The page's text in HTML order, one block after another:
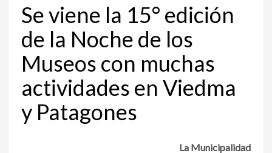
Se viene la 15° edición
de la Noche de los
Museos con muchas
actividades en Viedma
y Patagones
La Municipalidad